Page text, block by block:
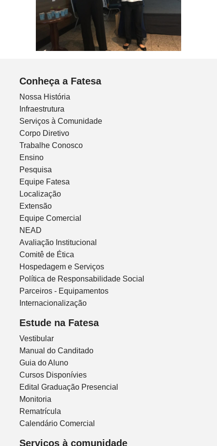
Conheça a Fatesa
Nossa História
Infraestrutura
Serviços à Comunidade
Corpo Diretivo
Trabalhe Conosco
Ensino
Pesquisa
Equipe Fatesa
Localização
Extensão
Equipe Comercial
NEAD
Avaliação Institucional
Comitê de Ética
Hospedagem e Serviços
Política de Responsabilidade Social
Parceiros - Equipamentos
Internacionalização
Estude na Fatesa
Vestibular
Manual do Canditado
Guia do Aluno
Cursos Disponívies
Edital Graduação Presencial
Monitoria
Rematrícula
Calendário Comercial
Servicos à comunidade